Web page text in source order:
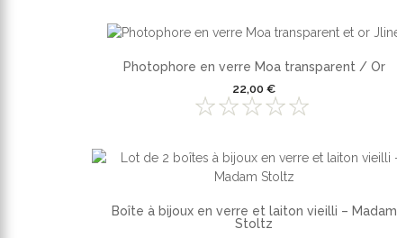
Photophore en verre Moa transparent / Or
22,00 €
Boîte à bijoux en verre et laiton vieilli – Madam
Stoltz